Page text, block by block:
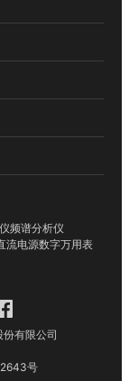
大厦6楼
频谱分析仪
流电源数字万用表
有限公司
号